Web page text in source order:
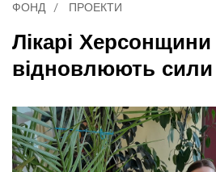
ФОНД ПРОЕКТИ
Лікарі Херсонщини
відновлюють сили